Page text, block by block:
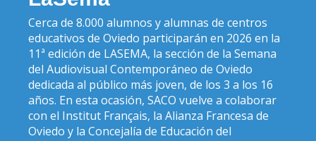
Cerca de 8.000 alumnos y alumnas de centros
educativos de Oviedo participarán en 2026 en la
11ª edición de LASEMA, la sección de la Semana
del Audiovisual Contemporáneo de Oviedo
dedicada al público más joven, de los 3 a los 16
años. En esta ocasión, SACO vuelve a colaborar
con el Institut Français, la Alianza Francesa de
Oviedo y la Concejalía de Educación del